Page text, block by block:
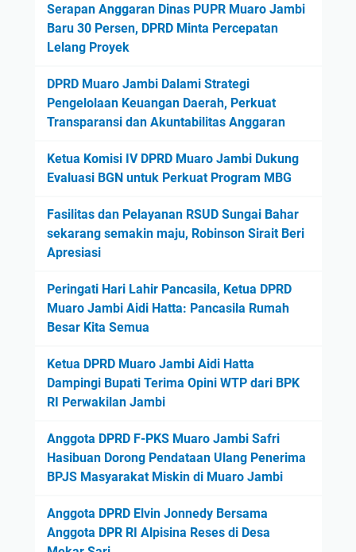
Serapan Anggaran Dinas PUPR Muaro Jambi
Baru 30 Persen, DPRD Minta Percepatan
Lelang Proyek
DPRD Muaro Jambi Dalami Strategi
Pengelolaan Keuangan Daerah, Perkuat
Transparansi dan Akuntabilitas Anggaran
Ketua Komisi IV DPRD Muaro Jambi Dukung
Evaluasi BGN untuk Perkuat Program MBG
Fasilitas dan Pelayanan RSUD Sungai Bahar
sekarang semakin maju, Robinson Sirait Beri
Apresiasi
Peringati Hari Lahir Pancasila, Ketua DPRD
Muaro Jambi Aidi Hatta: Pancasila Rumah
Besar Kita Semua
Ketua DPRD Muaro Jambi Aidi Hatta
Dampingi Bupati Terima Opini WTP dari BPK
RI Perwakilan Jambi
Anggota DPRD F-PKS Muaro Jambi Safri
Hasibuan Dorong Pendataan Ulang Penerima
BPJS Masyarakat Miskin di Muaro Jambi
Anggota DPRD Elvin Jonnedy Bersama
Anggota DPR RI Alpisina Reses di Desa